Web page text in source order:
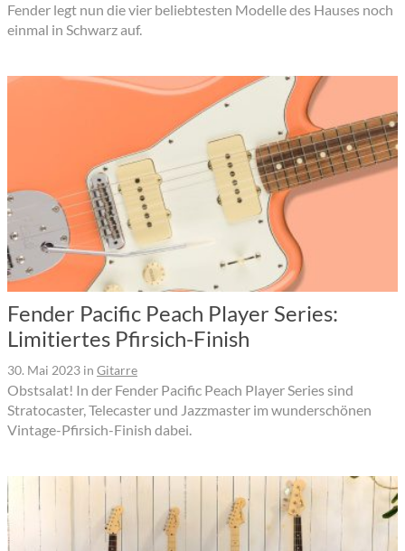
Fender legt nun die vier beliebtesten Modelle des Hauses noch
einmal in Schwarz auf.
Fender Pacific Peach Player Series:
Limitiertes Pfirsich-Finish
30. Mai 2023 in Gitarre
Obstsalat! In der Fender Pacific Peach Player Series sind
Stratocaster, Telecaster und Jazzmaster im wunderschönen
Vintage-Pfirsich-Finish dabei.